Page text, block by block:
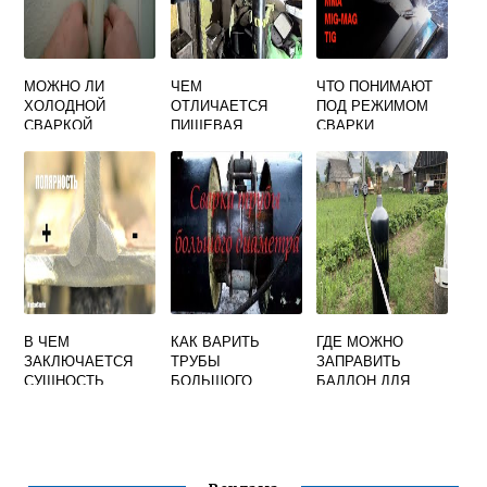
МОЖНО ЛИ
ХОЛОДНОЙ
СВАРКОЙ
С ГОРЯЧЕЙ
ВОДОЙ
ЧЕМ
ОТЛИЧАЕТСЯ
ПИЩЕВАЯ
СВАРОЧНОЙ
ЧТО ПОНИМАЮТ
ПОД РЕЖИМОМ
СВАРКИ
В ЧЕМ
ЗАКЛЮЧАЕТСЯ
СУЩНОСТЬ
КАК ВАРИТЬ
ТРУБЫ
БОЛЬШОГО
ГДЕ МОЖНО
ЗАПРАВИТЬ
БАЛЛОН ДЛЯ